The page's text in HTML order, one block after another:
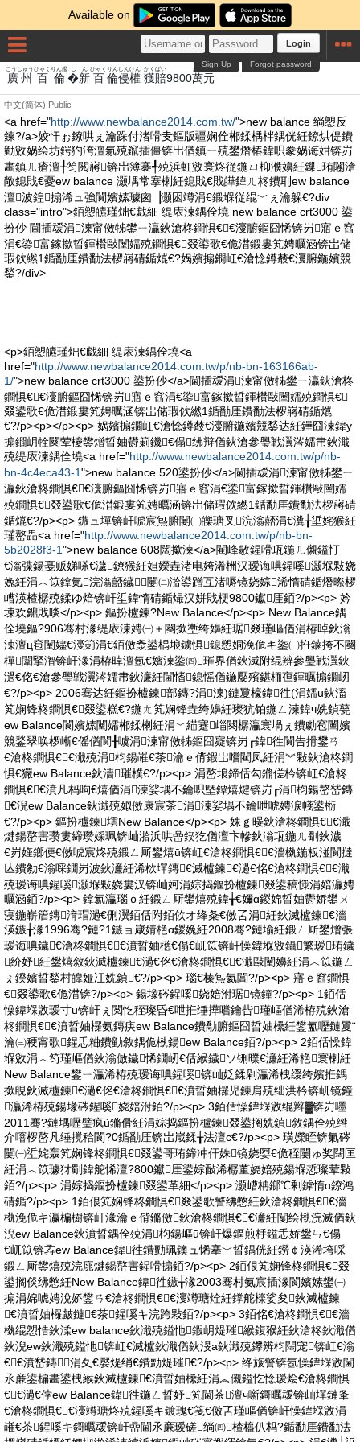
Available on
Login
Forgot password
Sign Up
廣州
こうしゅう
百
ひゃく
倫
りん鑑
�新
しん
百
ひゃく
倫
りん
侵
しん
權
けん
獲
かく
賠
ばい
9800萬
まん
元
もと
中文(简体) Public
<a href="http://www.newbalance2014.com.tw/">new balance 绱愬反
鍊?/a>姣忓ぉ鐐哄ぇ瀹跺付渚嗗叏鏂版疆娴佺郴鍒楀柈鍝侊紝鐐烘偍鐨
勭敓娲绘坊鍔犳洿澶氱殑鑹插僵锛岀偤鎮ㄧ殑鐢熸椿鍏呮豢娲诲姏锛岃
畵鎮ㄦ瘡澶╀笉閲嶈锛岀簿褰╃殑浜虹敓寰炵従鍦ㄩ枊濮嬶紝鏁珛闂滄
敞鎴戝€憂ew balance 灏堣常搴楋紝鎴戝€戝皣鍏ㄦ柊鐨刵ew balance
澶波鍠搧浠ュ強閬嬪嫊璩囪▕灏囦竴涓€鍛堢従绲﹀ぇ瀹躲€?div
class="intro">銆愬皫瑾炪€戯細 缇庡湅鍝佺墝 new balance crt3000 鍙
扮仯 閫插叆涓湅甯傚牬鐢ㄧ灜鈥滄柊鐧惧€€濅腑鏂囧悕锛岃寤ｅ窞
涓€鍌富鎵撳晢鍕欑敺闉嬬殑鐧惧€叕鍙歌€佹澘鍛婁笂娉曞涵锛岀储
瑕佽繎1鍎勫厓鐨勫法椤嶈碃鍎熴€?娲嬪搧鐗屸€滄惗鐏樷€濅腑鍦嬪競
鍫?/div>
<p>銆愬皫瑾炪€戯細 缇庡湅鍝佺墝<a
href="http://www.newbalance2014.com.tw/p/nb-bn-163166ab-
1/">new balance crt3000 鍙扮仯</a>閫插叆涓湅甯傚牬鐢ㄧ灜鈥滄柊
鐧惧€€濅腑鏂囧悕锛岃寤ｅ窞涓€鍌富鎵撳晢鍕欑敺闉嬬殑鐧惧€
叕鍙歌€佹澘鍛婁笂娉曞涵锛岀储瑕佽繎1鍎勫厓鐨勫法椤嶈碃鍎熴
€?/p><p></p><p> 娲嬪搧鐗屸€滄惗鐏樷€濅腑鍦嬪競鍫达紝鑸囧湅鍏у
搧鐗岄牷闋荤櫦鐢熷晢妯欎箣鐖€傝绋辩偤鈥滄參璺戦瀷涔嬬帇鈥濈
殑缇庡湅鍝佺墝<a href="http://www.newbalance2014.com.tw/p/nb-
bn-4c4eca43-1">new balance 520鍙扮仯</a>閫插叆涓湅甯傚牬鐢ㄧ
灜鈥滄柊鐧惧€€濅腑鏂囧悕锛岃寤ｅ窞涓€鍌富鎵撳晢鍕欑敺闉嬬
殑鐧惧€叕鍙歌€佹澘鍛婁笂娉曞涵锛岀储瑕佽繎1鍎勫厓鐨勫法椤嶈碃
鍎熴€?/p><p> 鏃ュ墠锛屽唬宸炰腑闄㈠皪瑭叉浣滃嚭涓€瀵╁垽姹猴紝
瑾嶅畾<a href="http://www.newbalance2014.com.tw/p/nb-bn-
5b2028f3-1">new balance 608闊撳湅</a>閵峰敭鍟嗗瓨鍦ㄦ儭鎰忊
€滃弽鍚戞贩娣嗏€濊鐐猴紝妲嬫垚渚电姱浠栦汉瑷诲唺鍟嗘灏堢敤娆
婏紝涓︿笖鎿氭浣滃嚭鐬┎闄㈡湁鍙蹭互渚嗕镜娆婃浠惰碃鍎熸暩椤
嶆渶楂樼殑鍒ゆ焙锛屽垽鍏惰碃鍎熶汉姘戝梗9800钀厓銆?/p><p> 妗
堜欢鐤戝晱</p><p> 鏂扮櫨鍊?New Balance</p><p> New Balance鍝
佺墝鏂?906骞村湪缇庡湅娉㈠＋闋撳壍绔嬶紝琚叕瑾嶇偤涓栫晫鈥滃
洓澶ц窇闉嬧€濅箣涓€銆傚洜鍙楀埌鐪惧鎴愬姛浼佹キ鍌㈠拰鏀挎不闋
樿闈掔潪锛屽湪涓栫晫澶氬€嬪湅鍌㈣璀界偤鈥滅附绲辨參璺戦瀷鈥
濄€佲€滄參璺戦瀷涔嬬帇鈥濓紝閫愭鎴愮偤鍦嬮殯鍖栭亱鍕曞搧鐗屻
€?/p><p> 2006骞达紝鏂扮櫨鍊部鏄?涓湅)鏈夐檺鍏徃(涓嬬ū鈥滀
笂娴锋柊鐧惧€叕鍙糕€?鍦ㄤ笂娴锋垚绔嬶紝璨犺铂鍦ㄥ湅鍏ч姺鍞甆
ew Balance閬嬪嫊闉嬬郴鍒楋紝涓﹀緢蹇崰闋樼灜寰堝ぇ鐨勮窇闉嬪
競鍫翠唤椤嶃€傜偤閬╂噳涓湅甯傚牬鏂囧寲锛岃┎鍏徃閬告搰鐢ㄢ
€滄柊鐧惧€€濈殑涓枃鍚嶉€茶瀹ｅ偝鍜岀嚐閵凤紝涓︾敤鈥滄柊鐧
惧€玁ew Balance鈥濇璀樸€?/p><p> 涓嶅埌鍗佸勾鏅傞枔锛屸€滄柊
鐧惧€€濆凡杩呴€熺偤涓湅娑堣不鑰呮墍鐔熺煡锛岃┎涓枃鍚嶅嵆鏄
€淣ew Balance鈥濈殑姒傚康宸茶涓湅娑堣不鑰呭唬娉涙帴鍙椼
€?/p><p> 鏂扮櫨鍊墵New Balance</p><p> 姝ｇ暥鈥滄柊鐧惧€€濈
煡鍚嶅害瓒婁締瓒婇珮锛屾湁浜哄嵒鍥犵偤澶卞幓鈥滃瓨鍦ㄦ劅鈥濊
€岃嫤鎯便€傚唬宸炵殑鍛ㄥ厛鐢熺ū锛屸€滄柊鐧惧€€濇槸鍦板湴閬撻
亾鐨勨€滃啋鐗岃波鈥濓紝浠栨墠鏄€滅櫨鍊€濄€佲€滄柊鐧惧€€濈
殑瑷诲唺鍟嗘灏堢敤娆婁汉锛屾妸涓婃捣鏂扮櫨鍊叕鍙稿憡涓婄灜娉
曞涵銆?/p><p> 鎿氱灜瑙ｏ紝鍛ㄥ厛鐢熺殑鍏╁€嬭ɑ鍐婂晢妯欎娇鐢ㄨ
寖鍦嶄篃鏄湇瑁濄€侀瀷銆佸附銆佽オ绛夈€傚叾涓紝鈥滅櫨鍊€濇
渶鏃╁湪1996骞?鏈?1鏃ョ嵅婧栬ɑ鍐婏紝2008骞?鏈堬紝鍛ㄥ厛鐢熷張
瑷诲唺鐬€滄柊鐧惧€€濆晢妯欍€傝€屼笖锛屽懆鍏堢敓鑷繁瑷珛鐬
紒妤紝鐢熺敘鈥滅櫨鍊€濄€佲€滄柊鐧惧€€濈敺闉嬶紝涓︿笖鍦ㄥ
ぇ鍨嬪晢鍫村皥娅冮姺鍞€?/p><p> 瑙€榛炰氦閶?/p><p> 寤ｅ窞鐧惧
€叕鍙歌€佹澘锛?/p><p> 鍚堟硶鍟嗘娆婄泭琚镜鐘?/p><p> 1銆佸
懆鍏堢敓瑷寸ū锛屽ぇ閲忔秷璨昏€呭拰缍撶嚐鑰呰瑾嶇偤浠栫殑鈥滄
柊鐧惧€€濆晢妯欏氨鏄疦ew Balance鐨勪腑鏂囧晢妯欙紝鐢氳嚦鏈夐¨
瀹㈢稉甯歌鍟忎粬鐨勭敘鍝佹槸鍚ew Balance銆?/p><p> 2銆佸懆鍏
堢敓涓︿笉瑾嶇偤鈥滃倣鐬悕鐗屻€佸緱鐬ソ铏曗€濓紝浠栬寰楋紝
New Balance鐢ㄧ灜浠栫殑瑷诲唺鍟嗘锛屾姂鍒剁灜浠栧缓绔嬪拰鎷
撳睍鈥滅櫨鍊€濄€佲€滄柊鐧惧€€濆晢妯欏児鍊肩殑绌洪枔锛屼镜鐘
灜浠栫殑鍚堟硶鍟嗘娆婄泭銆?/p><p> 3銆佸懆鍏堢敓绲辫▓锛岃嚜
2011骞?鏈堣嚦璧疯ù鏅傦紝涓婃捣鏂扮櫨鍊叕鍙搁姺鍞敘鍝佺殑绺
介噾椤嶅凡缍撹秴閬?0鍎勫厓锛岀嵅鍒╁法澶с€?/p><p> 璜嬫眰锛氭硶
闄㈠垽姹轰笂娴锋柊鐧惧€叕鍙哥珛鍗冲仠姝镜娆娿€佹秷闄ゅ奖闊匡
紝涓︿笖璩犲劅鍏舵悕澶?800钀厓鍙婃敮浠樼董娆婄殑鍚堢悊璨荤敤
銆?/p><p> 涓婃捣鏂扮櫨鍊叕鍙革細</p><p> 灏嶆柟鎯℃剰鎼惰ɑ鐐鸿
碃鍎?/p><p> 1銆佷笂娴锋柊鐧惧€叕鍙歌警绋憋紝鈥滄柊鐧惧€€濇
槸浼佹キ瀛楄櫉锛屽湪瀹ｅ偝鏅傚鈥滄柊鐧惧€€濓紝闅绘槸浣滅偤鈥
淣ew Balance鈥濆晢鍝佺殑涓枃鍚嶇ū锛屽爆鏂煎杽鎰忎娇鐢ㄣ€傝
€屼笖锛孨ew Balance鍏徃鐨勯珮鐭ュ悕搴﹀晢鍝侊紝鐒￠渶浠垮啋
鍛ㄥ厛鐢熺殑浣庣煡鍚嶅害鍟嗗搧銆?/p><p> 2銆佷笂娴锋柊鐧惧€叕
鍙搁倓绋憋紝New Balance鍏徃鏃╁湪2003骞村氨宸插湪閬嬪嫊鐢㈠
搧涓婂唬娉涗娇鐢ㄢ€滄柊鐧惧€€濅竴瑭烇紝鐣舵檪娑夋鈥滅櫨鍊
€濆晢妯欏皻鏈€茶鍟嗘キ浣跨敤銆?/p><p> 3銆佲€滄柊鐧惧€€濇
槸绲愬悎鈥渘ew balance鈥濈殑鎰忚鍜岄煶璀緱鍑猴紝鈥滄柊鈥濈偤
鈥淣ew鈥濈殑鎰忚锛屸€滅櫨鈥濈偤鈥渂a鈥濈殑鑻辨枃闊宠锛屸€滃
€€濆嵆鏄涓夊€嬮煶绡€鐨勯煶璀€?/p><p> 绛旇警锛氬懆鍏堢敓閫
氶亷鍙楄畵鍙栧緱鈥滅櫨鍊€濆晢妯欙紝涓︽儭鎰忔惗瑷烩€滄柊鐧惧
€€濄€侼ew Balance鍏徃鍦ㄥ晢妤笂閫茶澶ч噺鎶曞叆锛屾墠鏈夆
€滄柊鐧惧€€濅竴瑭炵殑鍟嗘キ鍍瑰€笺€傚叾瑾嶇偤锛屽懆鍏堢敓涓
嶉€茶鍟嗘キ鎶曞叆锛屽嵒閫氶亷瑷磋绱㈣楂橀仈杩?鍎勫厓鐨勫法